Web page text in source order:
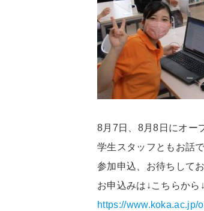
8月7日、8月8日にオー
学生スタッフともお話
参加申込、お待ちして
お申込みは↓こちらから↓
https://www.koka.ac.jp/